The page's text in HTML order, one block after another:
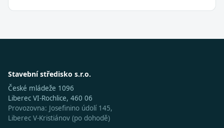
Stavební středisko s.r.o.
České mládeže 1096
Liberec VI-Rochlice, 460 06
Provozovna: Josefinino údolí 145,
Liberec V-Kristiánov (po dohodě)